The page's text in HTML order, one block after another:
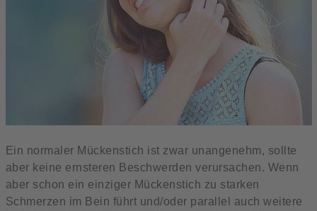
Ein normaler Mückenstich ist zwar unangenehm, sollte
aber keine ernsteren Beschwerden verursachen. Wenn
aber schon ein einziger Mückenstich zu starken
Schmerzen im Bein führt und/oder parallel auch weitere